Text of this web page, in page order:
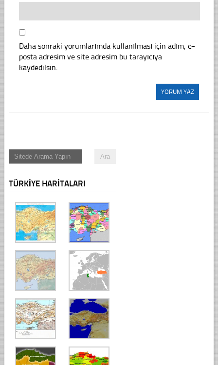
Daha sonraki yorumlarımda kullanılması için adım, e-
posta adresim ve site adresim bu tarayıcıya
kaydedilsin.
TÜRKIYE HARITALARI